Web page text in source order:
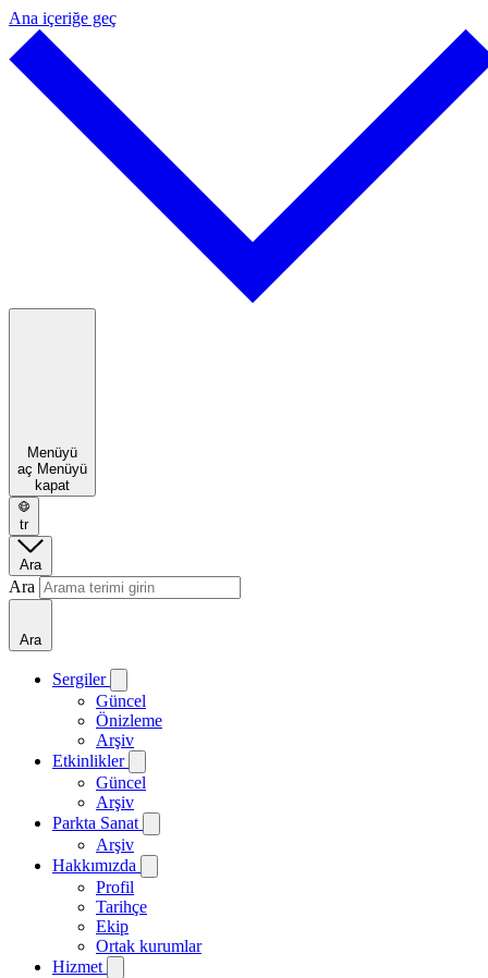
Ana içeriğe geç
Menüyü
aç Menüyü
kapat
tr
Ara
Ara
Ara
Sergiler
Güncel
Önizleme
Arşiv
Etkinlikler
Güncel
Arşiv
Parkta Sanat
Arşiv
Hakkımızda
Profil
Tarihçe
Ekip
Ortak kurumlar
Hizmet